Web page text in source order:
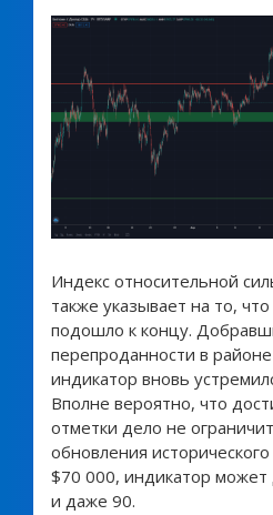
Индекс относительной
также указывает на то,
подошло к концу.
перепроданности в
индикатор вновь
Вполне вероятно, что
отметки дело не
обновления
$70 000, индикатор может
и даже 90.